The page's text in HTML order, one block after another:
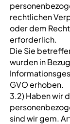
rechtlichen
oder dem
erforderlich.
Die Sie
wurden in
GVO erhoben.
3.2) Haben wir
sind wir gem.